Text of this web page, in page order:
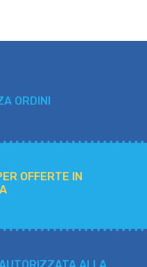
ORDINI
OFFERTE IN